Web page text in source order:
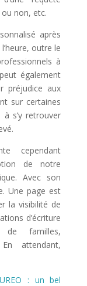
non, etc.
après
outre le
à
également
préjudice aux
sur certaines
s’y retrouver
cependant
de notre
Avec son
Une page est
la visibilité de
d’écriture
de familles,
attendant,
: un bel